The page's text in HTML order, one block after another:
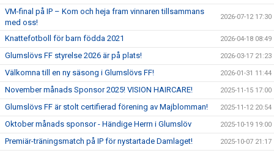
VM-final på IP – Kom och heja fram vinnaren tillsammans
med oss!
2026-07-12 17:30
Knattefotboll för barn födda 2021 2026-04-18 08:49
Glumslövs FF styrelse 2026 är på plats! 2026-03-17 21:23
Välkomna till en ny säsong i Glumslövs FF! 2026-01-31 11:44
November månads Sponsor 2025! VISION HAIRCARE! 2025-11-15 17:00
Glumslövs FF är stolt certifierad förening av Majblomman! 2025-11-12 20:54
Oktober månads sponsor - Händige Herrn i Glumslöv 2025-10-19 19:00
Premiär-träningsmatch på IP för nystartade Damlaget! 2025-10-07 21:17